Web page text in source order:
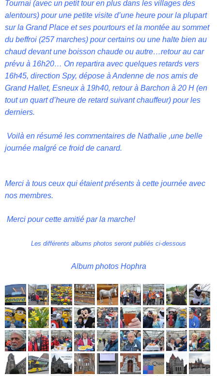
Tournai (avec un petit tour en plus dans les villages des
alentours) pour une petite visite d’une heure pour la plupart
sur la Grand Place et ses pourtours et la montée au sommet
du beffroi (257 marches) pour certains ou une halte bien au
chaud devant une boisson chaude ou autre…retour au car
prévu à 16h20… On repartira avec quelques retards vers
16h45, direction Spy, dépose à Andenne de nos amis de
Grand Hallet, Esneux à 19h40, retour à Barchon à 20 H (en
tout un quart d’heure de retard suivant chauffeur) pour les
derniers.
Voilà en résumé les commentaires de Nathalie ,une belle
journée malgré ce froid de canard.
Merci à tous ceux qui étaient présents à cette journée avec
nos membres.
Merci pour cette amitié par la marche!
Les différents albums photos seront publiés ci-dessous
Album photos Hophra